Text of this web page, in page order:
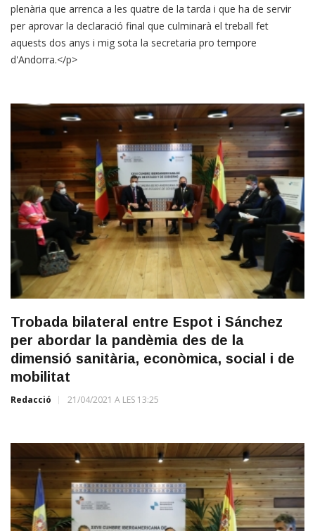
plenària que arrenca a les quatre de la tarda i que ha de servir
per aprovar la declaració final que culminarà el treball fet
aquests dos anys i mig sota la secretaria pro tempore
d'Andorra.</p>
Trobada bilateral entre Espot i Sánchez
per abordar la pandèmia des de la
dimensió sanitària, econòmica, social i de
mobilitat
Redacció 21/04/2021 A LES 13:25